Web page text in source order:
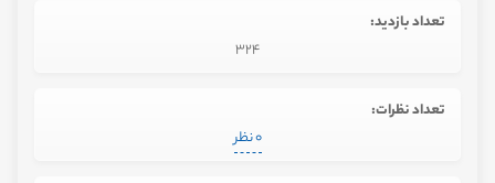
تعداد بازدید:
324
تعداد نظرات:
0 نظر